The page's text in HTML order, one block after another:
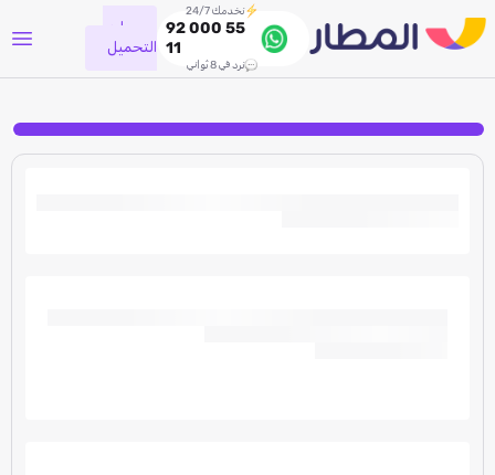
نخدمك 24/7
92 000 55
11
نرد في 8 ثواني
جاري
التحميل